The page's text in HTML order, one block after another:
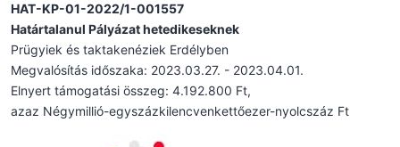
HAT-KP-01-2022/1-001557
Határtalanul Pályázat hetedikeseknek
Prügyiek és taktakenéziek Erdélyben
Megvalósítás időszaka: 2023.03.27. - 2023.04.01.
Elnyert támogatási összeg: 4.192.800 Ft,
azaz Négymillió-egyszázkilencvenkettőezer-nyolcszáz Ft